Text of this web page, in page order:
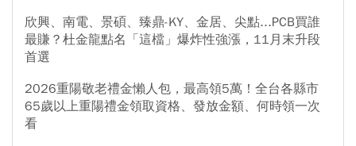
欣興、南電、景碩、臻鼎-KY、金居、尖點...PCB買誰
最賺？杜金龍點名「這檔」爆炸性強漲，11月末升段
首選
2026重陽敬老禮金懶人包，最高領5萬！全台各縣市
65歲以上重陽禮金領取資格、發放金額、何時領一次
看